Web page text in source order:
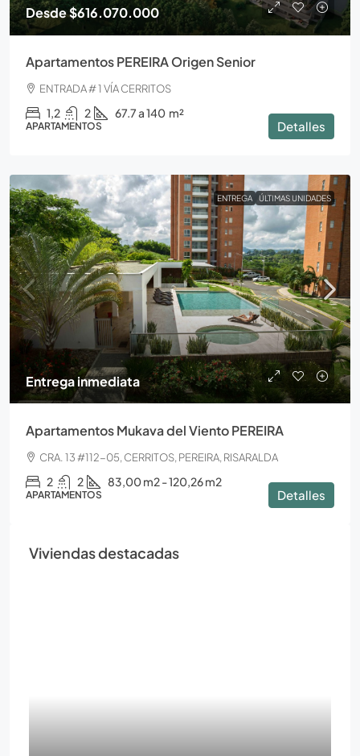
Desde$616.070.000
Apartamentos PEREIRA Origen Senior
ENTRADA # 1 VÍA CERRITOS
1,2 2 67.7 a 140 m²
APARTAMENTOS Detalles
ENTREGA ÚLTIMAS UNIDADES
Entrega inmediata
Apartamentos Mukava del Viento PEREIRA
CRA. 13 #112-05, CERRITOS, PEREIRA, RISARALDA
2 2 83,00 m2 - 120,26 m2
APARTAMENTOS Detalles
Viviendas destacadas